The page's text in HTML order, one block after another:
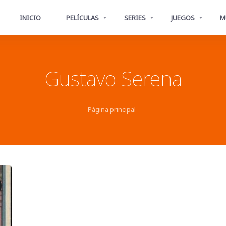
INICIO PELÍCULAS SERIES JUEGOS
Gustavo Serena
Página principal